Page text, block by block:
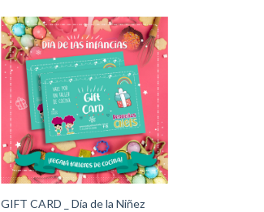
GIFT CARD _ Día de la Niñez